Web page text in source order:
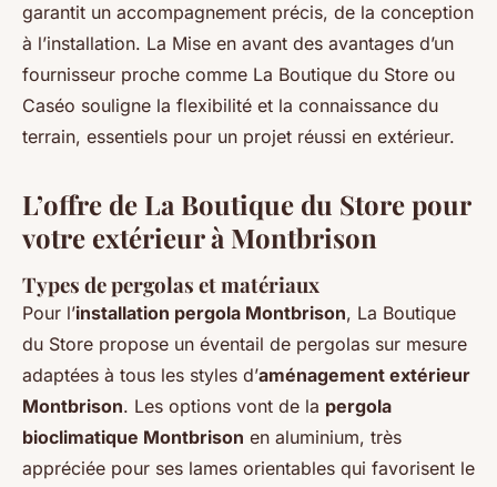
garantit un accompagnement précis, de la conception
à l’installation. La Mise en avant des avantages d’un
fournisseur proche comme La Boutique du Store ou
Caséo souligne la flexibilité et la connaissance du
terrain, essentiels pour un projet réussi en extérieur.
L’offre de La Boutique du Store pour
votre extérieur à Montbrison
Types de pergolas et matériaux
Pour l’installation pergola Montbrison, La Boutique
du Store propose un éventail de pergolas sur mesure
adaptées à tous les styles d’aménagement extérieur
Montbrison. Les options vont de la pergola
bioclimatique Montbrison en aluminium, très
appréciée pour ses lames orientables qui favorisent le